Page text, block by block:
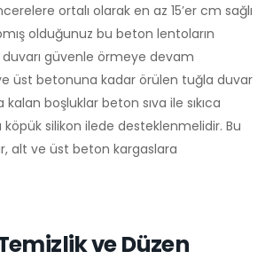
ortalı olarak en az 15’er cm sağlı
olduğunuz bu beton lentoların
güvenle örmeye devam
üst betonuna kadar örülen tuğla duvar
boşluklar beton sıva ile sıkıca
silikon ilede desteklenmelidir. Bu
alt ve üst beton kargaslara
ve Düzen